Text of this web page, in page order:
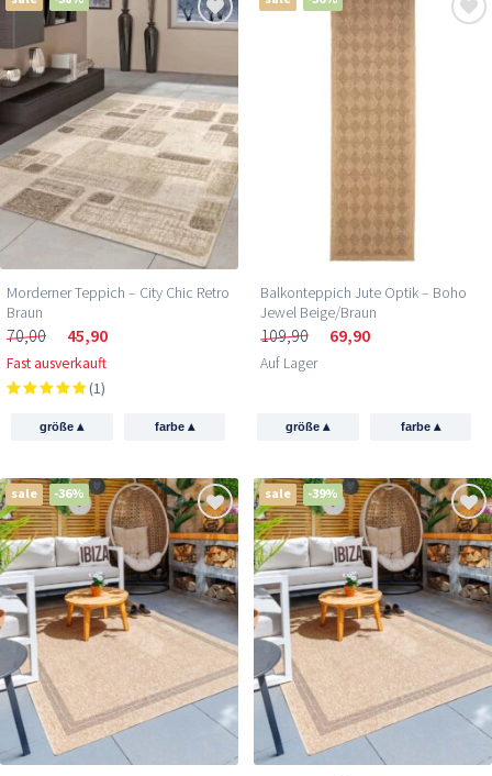
Morderner Teppich – City Chic Retro
Braun
70,00 45,90
Fast ausverkauft
(1)
größe▴ farbe ▴
Balkonteppich Jute Optik – Boho
Jewel Beige/Braun
109,90 69,90
Auf Lager
größe▴ farbe ▴
sale -36% sale -39%